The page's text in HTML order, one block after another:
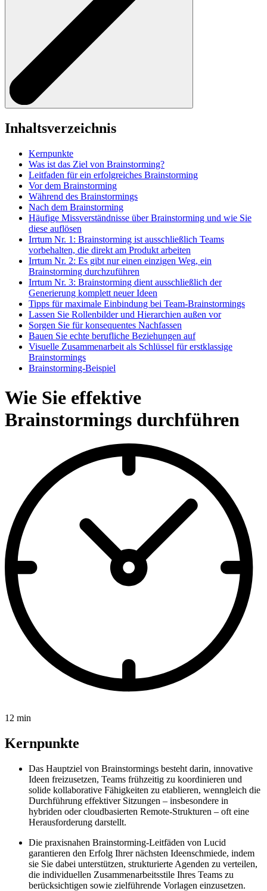
Inhaltsverzeichnis
Kernpunkte
Was ist das Ziel von Brainstorming?
Leitfaden für ein erfolgreiches Brainstorming
Vor dem Brainstorming
Während des Brainstormings
Nach dem Brainstorming
Häufige Missverständnisse über Brainstorming und wie Sie
diese auflösen
Irrtum Nr. 1: Brainstorming ist ausschließlich Teams
vorbehalten, die direkt am Produkt arbeiten
Irrtum Nr. 2: Es gibt nur einen einzigen Weg, ein
Brainstorming durchzuführen
Irrtum Nr. 3: Brainstorming dient ausschließlich der
Generierung komplett neuer Ideen
Tipps für maximale Einbindung bei Team-Brainstormings
Lassen Sie Rollenbilder und Hierarchien außen vor
Sorgen Sie für konsequentes Nachfassen
Bauen Sie echte berufliche Beziehungen auf
Visuelle Zusammenarbeit als Schlüssel für erstklassige
Brainstormings
Brainstorming-Beispiel
Wie Sie effektive
Brainstormings durchführen
12 min
Kernpunkte
Das Hauptziel von Brainstormings besteht darin, innovative
Ideen freizusetzen, Teams frühzeitig zu koordinieren und
solide kollaborative Fähigkeiten zu etablieren, wenngleich die
Durchführung effektiver Sitzungen – insbesondere in
hybriden oder cloudbasierten Remote-Strukturen – oft eine
Herausforderung darstellt.
Die praxisnahen Brainstorming-Leitfäden von Lucid
garantieren den Erfolg Ihrer nächsten Ideenschmiede, indem
sie Sie dabei unterstützen, strukturierte Agenden zu verteilen,
die individuellen Zusammenarbeitsstile Ihres Teams zu
berücksichtigen sowie zielführende Vorlagen einzusetzen.